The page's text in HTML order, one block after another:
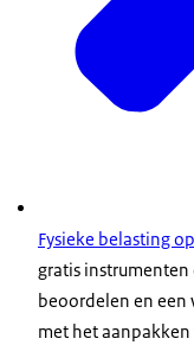
Fysieke belasting
gratis instrumenten
beoordelen en een
met het